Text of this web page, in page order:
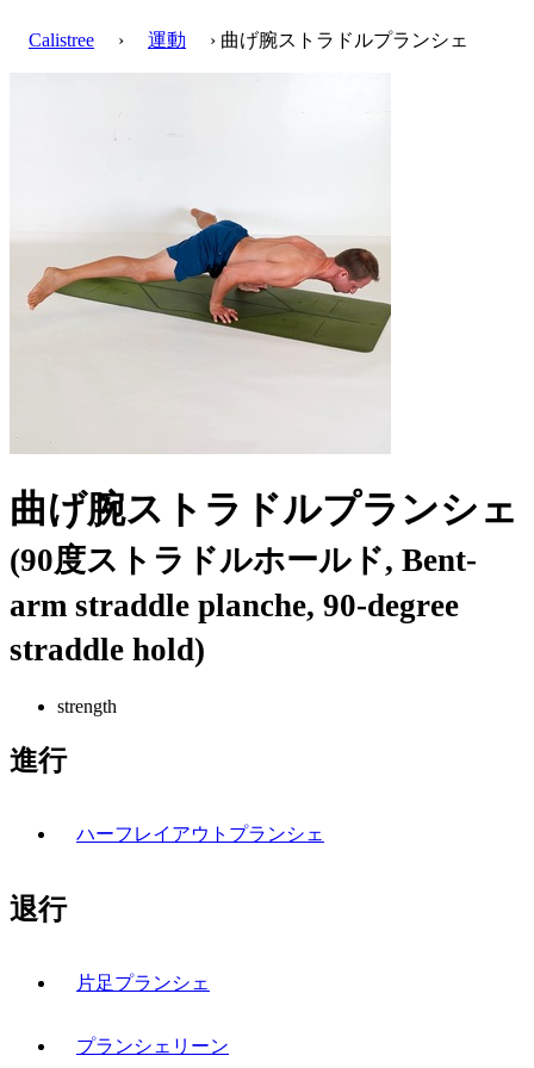
Calistree › 運動 › 曲げ腕ストラドルプランシェ
曲げ腕ストラドルプランシェ
(90度ストラドルホールド, Bent-
arm straddle planche, 90-degree
straddle hold)
strength
進行
ハーフレイアウトプランシェ
退行
片足プランシェ
プランシェリーン